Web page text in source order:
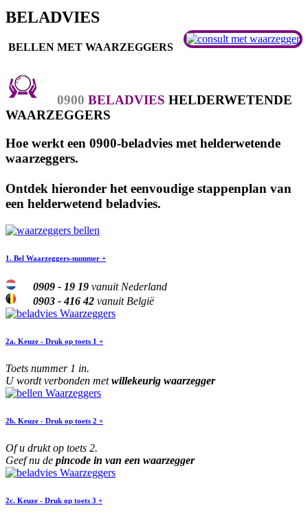
BELADVIES
BELLEN MET WAARZEGGERS
0900 BELADVIES HELDERWETENDE
WAARZEGGERS
Hoe werkt een 0900-beladvies met helderwetende
waarzeggers.
Ontdek hieronder het eenvoudige stappenplan van
een helderwetend beladvies.
1. Bel Waarzeggers-nummer +
0909 - 19 19 vanuit Nederland
0903 - 416 42 vanuit België
2a. Keuze - Druk op toets 1 +
Toets nummer 1 in.
U wordt verbonden metwillekeurig waarzegger
2b. Keuze - Druk op toets 2 +
Of u drukt op toets 2.
Geef nu de pincode in van een waarzegger
2c. Keuze - Druk op toets 3 +